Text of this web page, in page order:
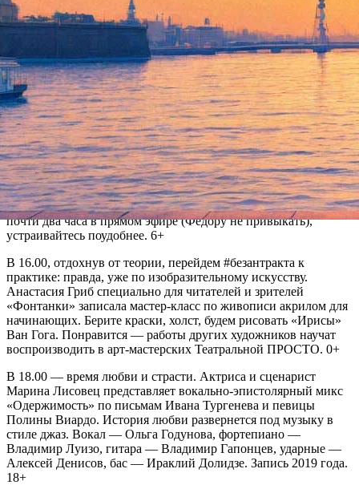
30 мая 2020,08:32 Версия для печати
Субботний день проведем наtv.fontanka.ruсо вкусом: спорт в
этот раз у нас только теоретический. В 13.00 спортивный
комментатор и обозреватель «Фонтанки» Федор Погорелов
уже в статусе лектора и экскурсовода своего бюро «Тихий
ход»расскажет о тренерах «Зенита»и всей подноготной
петербургского футбола. Лекция ожидается продолжительная,
почти два часа в прямом эфире (Федору не привыкать),
устраивайтесь поудобнее. 6+
В 16.00, отдохнув от теории, перейдем #безантракта к
практике: правда, уже по изобразительному искусству.
Анастасия Гриб специально для читателей и зрителей
«Фонтанки» записала мастер-класс по живописи акрилом для
начинающих. Берите краски, холст, будем рисовать «Ирисы»
Ван Гога. Понравится — работы других художников научат
воспроизводить в арт-мастерских Театральной ПРОСТО. 0+
В 18.00 — время любви и страсти. Актриса и сценарист
Марина Лисовец представляет вокально-эпистолярный микс
«Одержимость» по письмам Ивана Тургенева и певицы
Полины Виардо. История любви развернется под музыку в
стиле джаз. Вокал — Ольга Годунова, фортепиано —
Владимир Луизо, гитара — Владимир Гапонцев, ударные —
Алексей Денисов, бас — Ираклий Долидзе. Запись 2019 года.
18+